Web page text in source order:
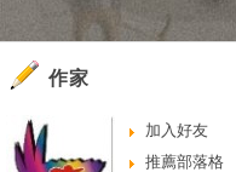
作家
加入好友
推薦部落格